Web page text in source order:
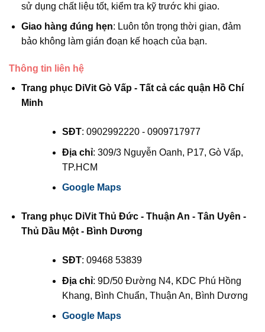
sử dụng chất liệu tốt, kiểm tra kỹ trước khi giao.
Giao hàng đúng hẹn: Luôn tôn trọng thời gian, đảm
bảo không làm gián đoạn kế hoạch của bạn.
Thông tin liên hệ
Trang phục DiVit Gò Vấp - Tất cả các quận Hồ Chí
Minh
SĐT: 0902992220 - 0909717977
Địa chỉ: 309/3 Nguyễn Oanh, P17, Gò Vấp,
TP.HCM
Google Maps
Trang phục DiVit Thủ Đức - Thuận An - Tân Uyên -
Thủ Dầu Một - Bình Dương
SĐT: 09468 53839
Địa chỉ: 9D/50 Đường N4, KDC Phú Hồng
Khang, Bình Chuẩn, Thuận An, Bình Dương
Google Maps